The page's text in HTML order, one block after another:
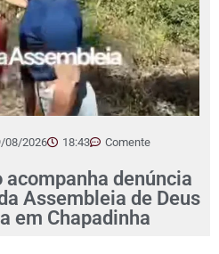
08/2026 18:43 Comente
denúncia
Assembleia de Deus
em Chapadinha